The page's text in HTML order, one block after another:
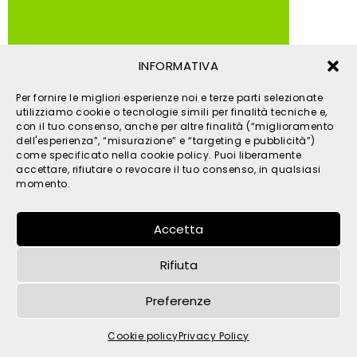
INFORMATIVA
Per fornire le migliori esperienze noi e terze parti selezionate
utilizziamo cookie o tecnologie simili per finalità tecniche e,
con il tuo consenso, anche per altre finalità (“miglioramento
dell'esperienza”, “misurazione” e “targeting e pubblicità”)
come specificato nella cookie policy. Puoi liberamente
accettare, rifiutare o revocare il tuo consenso, in qualsiasi
momento.
Accetta
Rifiuta
Preferenze
Cookie policyPrivacy Policy
IT05121480262 -privacy-cookies - by